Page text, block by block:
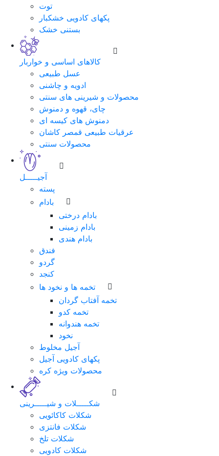
توت
پکهای کادویی خشکبار
بستنی خشک
کالاهای اساسی و خواربار
عسل طبیعی
ادویه و چاشنی
محصولات و شیرینی های سنتی
چای، قهوه و دمنوش
دمنوش های کیسه ای
عرقیات طبیعی قمصر کاشان
محصولات سنتی
آجیـــــل
پسته
بادام
بادام درختی
بادام زمینی
بادام هندی
فندق
گردو
کنجد
تخمه ها و نخود ها
تخمه آفتاب گردان
تخمه کدو
تخمه هندوانه
نخود
آجیل مخلوط
پکهای کادویی آجیل
محصولات ویژه کره
شکـــــلات و شیـــــرینی
شکلات کاکائویی
شکلات فانتزی
شکلات تلخ
شکلات کادویی